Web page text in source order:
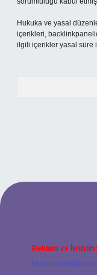
Hukuka ve yasal
içerikleri,
ilgili içerikler yasal süre
Reklam ve İletişim: